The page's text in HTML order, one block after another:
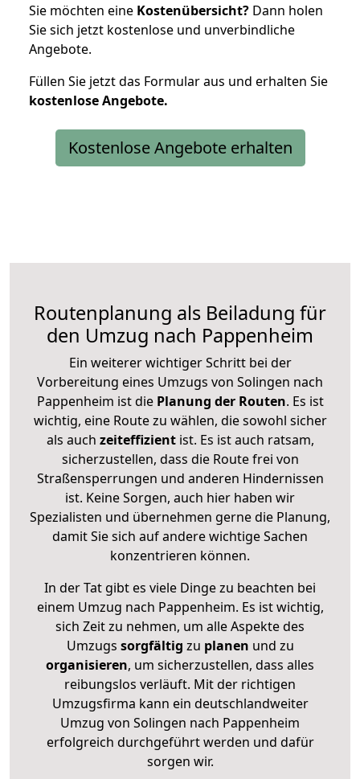
Sie möchten eine Kostenübersicht? Dann holen
Sie sich jetzt kostenlose und unverbindliche
Angebote.
Füllen Sie jetzt das Formular aus und erhalten Sie
kostenloseAngebote.
Kostenlose Angebote erhalten
Routenplanung als Beiladung für
den Umzug nach Pappenheim
Ein weiterer wichtiger Schritt bei der
Vorbereitung eines Umzugs von Solingen nach
Pappenheim ist diePlanung der Routen. Es ist
wichtig, eine Route zu wählen, die sowohl sicher
als auch zeiteffizientist. Es ist auch ratsam,
sicherzustellen, dass die Route frei von
Straßensperrungen und anderen Hindernissen
ist. Keine Sorgen, auch hier haben wir
Spezialisten und übernehmen gerne die Planung,
damit Sie sich auf andere wichtige Sachen
konzentrieren können.
In der Tat gibt es viele Dinge zu beachten bei
einem Umzug nach Pappenheim. Es ist wichtig,
sich Zeit zu nehmen, um alle Aspekte des
Umzugs sorgfältig zu planen und zu
organisieren, um sicherzustellen, dass alles
reibungslos verläuft. Mit der richtigen
Umzugsfirma kann ein deutschlandweiter
Umzug von Solingen nach Pappenheim
erfolgreich durchgeführt werden und dafür
sorgen wir.